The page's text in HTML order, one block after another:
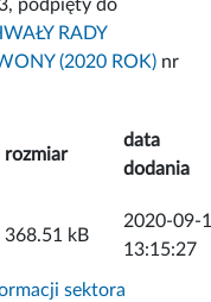
podpięty do
RADY
(2020 ROK) nr
rozmiar
data
dodania
368.51 kB
2020-09-
13:15:27
sektora